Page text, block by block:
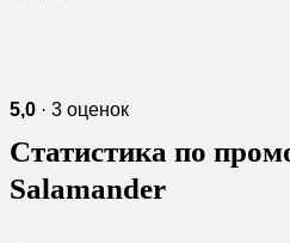
5,0 · 3 оценок
Статистика по
Salamander